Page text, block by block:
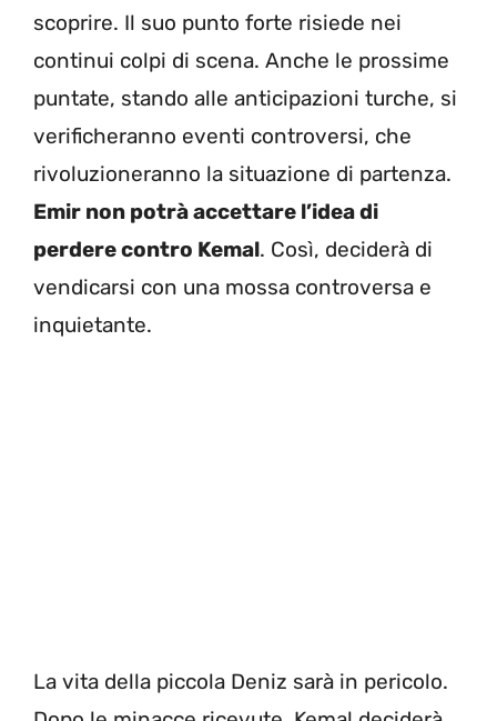
scoprire. Il suo punto forte risiede nei
continui colpi di scena. Anche le prossime
puntate, stando alle anticipazioni turche, si
verificheranno eventi controversi, che
rivoluzioneranno la situazione di partenza.
Emir non potrà accettare l’idea di
perdere contro Kemal. Così, deciderà di
vendicarsi con una mossa controversa e
inquietante.
La vita della piccola Deniz sarà in pericolo.